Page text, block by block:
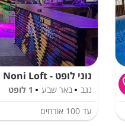
נוני לופט - Noni Loft
נגב באר שבע 1 לופט
עד 100 אורחים